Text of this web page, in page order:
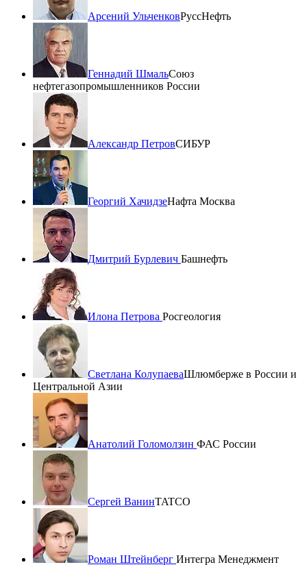
Арсений УльченковРуссНефть
Геннадий ШмальСоюз
нефтегазопромышленников России
Александр ПетровСИБУР
Георгий ХачидзеНафта Москва
Дмитрий Бурлевич Башнефть
Илона Петрова Росгеология
Светлана КолупаеваШлюмберже в России и
Центральной Азии
Анатолий Голомолзин ФАС России
Сергей ВанинTATCO
Роман Штейнберг Интегра Менеджмент